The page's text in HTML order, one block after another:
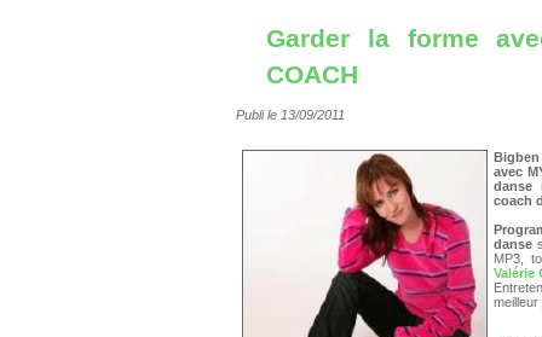
Garder la forme
COACH
Publi le 13/09/2011
avec
danse
coach
danse
MP3,
Valérie